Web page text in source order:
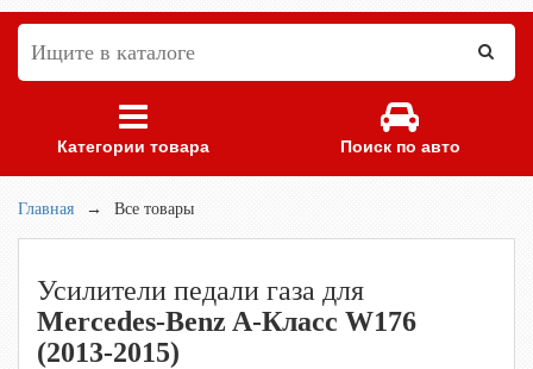
Категории товара Поиск по авто
Главная → Все товары
Усилители педали газа для
Mercedes-Benz A-Класс W176
(2013-2015)